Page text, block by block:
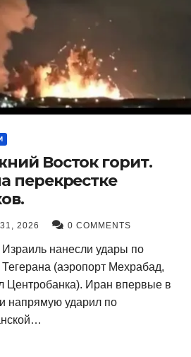
Восток горит.
перекрестке
2026 0 COMMENTS
нанесли удары по
Тегерана (аэропорт Мехрабад,
Центробанка). Иран впервые в
напрямую ударил по